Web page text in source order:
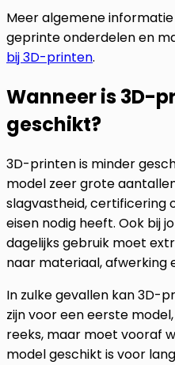
Meer algemene
geprinte onderdelen en
bij 3D-printen.
Wanneer is 3D-
geschikt?
3D-printen is minder
model zeer grote
slagvastheid, certificering
eisen nodig heeft. Ook bij
dagelijks gebruik moet
naar materiaal, afwerking
In zulke gevallen kan 3D-
zijn voor een eerste
reeks, maar moet vooraf
model geschikt is voor